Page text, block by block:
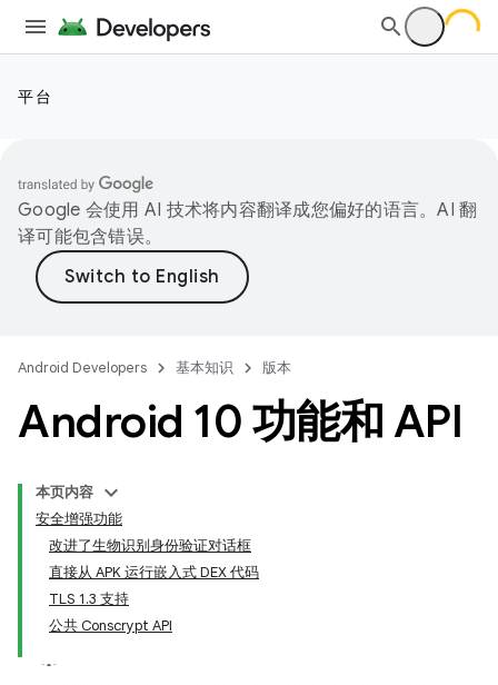
平台
Google 会使用 AI 技术将内容翻译成您偏好的语言。AI 翻
译可能包含错误。
Android Developers 基本知识 版本
Android 10 功能和 API
本页内容
安全增强功能
改进了生物识别身份验证对话框
直接从 APK 运行嵌入式 DEX 代码
TLS 1.3 支持
公共 Conscrypt API